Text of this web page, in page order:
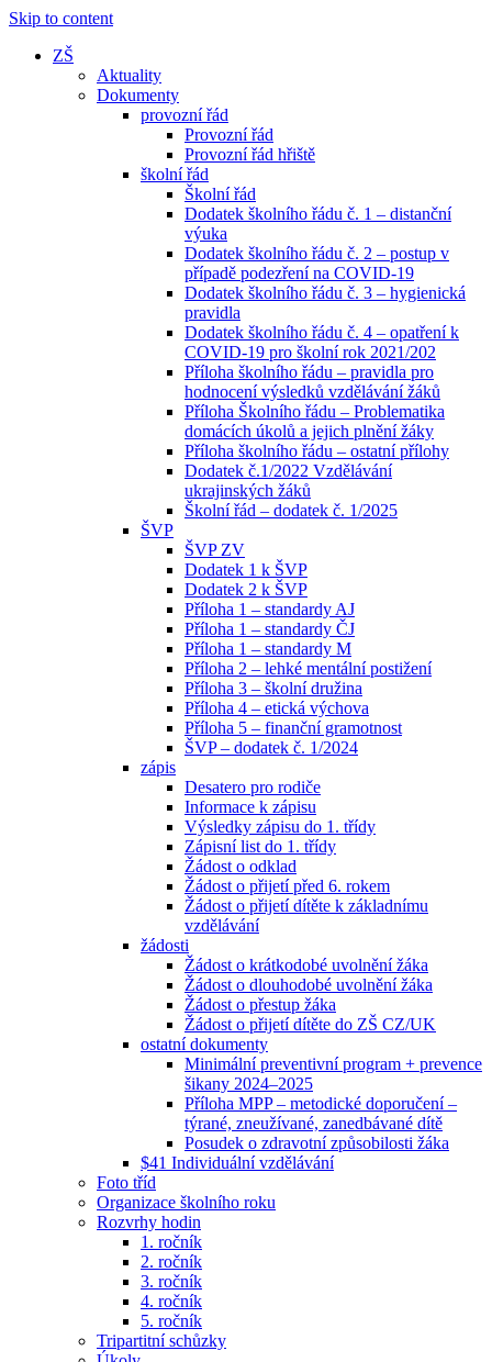
Skip to content
ZŠ
Aktuality
Dokumenty
provozní řád
Provozní řád
Provozní řád hřiště
školní řád
Školní řád
Dodatek školního řádu č. 1 – distanční
výuka
Dodatek školního řádu č. 2 – postup v
případě podezření na COVID-19
Dodatek školního řádu č. 3 – hygienická
pravidla
Dodatek školního řádu č. 4 – opatření k
COVID-19 pro školní rok 2021/202
Příloha školního řádu – pravidla pro
hodnocení výsledků vzdělávání žáků
Příloha Školního řádu – Problematika
domácích úkolů a jejich plnění žáky
Příloha školního řádu – ostatní přílohy
Dodatek č.1/2022 Vzdělávání
ukrajinských žáků
Školní řád – dodatek č. 1/2025
ŠVP
ŠVP ZV
Dodatek 1 k ŠVP
Dodatek 2 k ŠVP
Příloha 1 – standardy AJ
Příloha 1 – standardy ČJ
Příloha 1 – standardy M
Příloha 2 – lehké mentální postižení
Příloha 3 – školní družina
Příloha 4 – etická výchova
Příloha 5 – finanční gramotnost
ŠVP – dodatek č. 1/2024
zápis
Desatero pro rodiče
Informace k zápisu
Výsledky zápisu do 1. třídy
Zápisní list do 1. třídy
Žádost o odklad
Žádost o přijetí před 6. rokem
Žádost o přijetí dítěte k základnímu
vzdělávání
žádosti
Žádost o krátkodobé uvolnění žáka
Žádost o dlouhodobé uvolnění žáka
Žádost o přestup žáka
Žádost o přijetí dítěte do ZŠ CZ/UK
ostatní dokumenty
Minimální preventivní program + prevence
šikany 2024–2025
Příloha MPP – metodické doporučení –
týrané, zneužívané, zanedbávané dítě
Posudek o zdravotní způsobilosti žáka
$41 Individuální vzdělávání
Foto tříd
Organizace školního roku
Rozvrhy hodin
1. ročník
2. ročník
3. ročník
4. ročník
5. ročník
Tripartitní schůzky